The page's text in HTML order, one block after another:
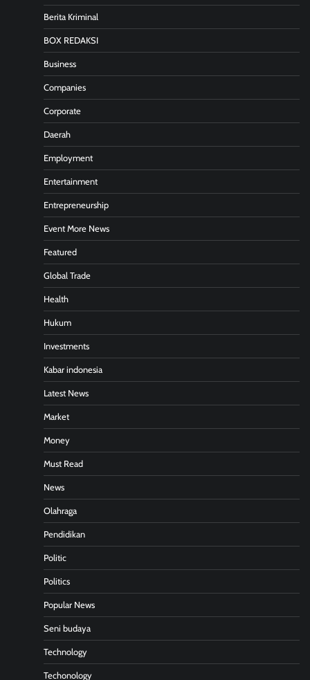
Berita Kriminal
BOX REDAKSI
Business
Companies
Corporate
Daerah
Employment
Entertainment
Entrepreneurship
Event More News
Featured
Global Trade
Health
Hukum
Investments
Kabar indonesia
Latest News
Market
Money
Must Read
News
Olahraga
Pendidikan
Politic
Politics
Popular News
Seni budaya
Technology
Techonology